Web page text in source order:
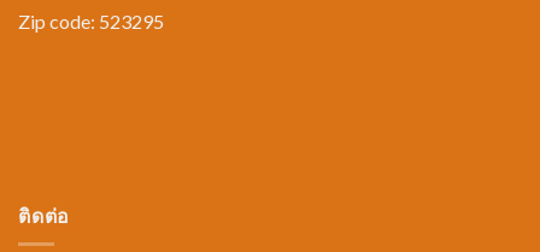
Zip code: 523295
ติดต่อ